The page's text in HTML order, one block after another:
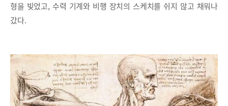
형을 빚었고, 수력 기계와 비행 장치의 스케치를 쉬지 않고 채워나
갔다.